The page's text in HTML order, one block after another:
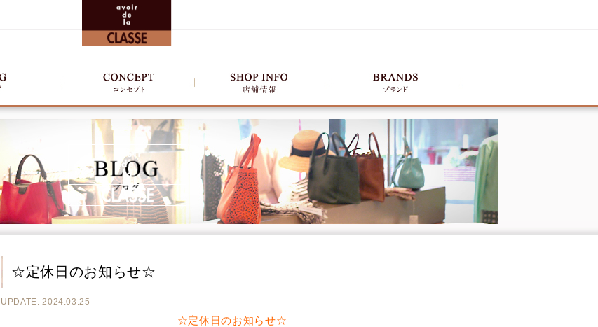
☆定休日のお知らせ☆
UPDATE: 2024.03.25
☆定休日のお知らせ☆